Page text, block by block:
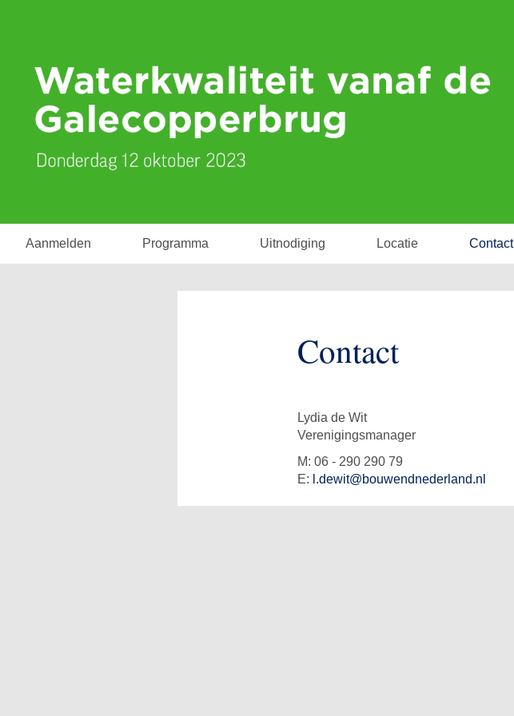
Aanmelden Programma Uitnodiging Locatie Contact
Contact
Lydia de Wit
Verenigingsmanager
M: 06 - 290 290 79
E: l.dewit@bouwendnederland.nl